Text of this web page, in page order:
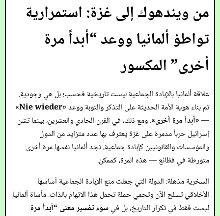
من ويندهوك إلى غزة: استمرارية
تواطؤ ألمانيا ووعد “أبداً مرة
أخرى” المكسور
علاقة ألمانيا بالإبادة الجماعية ليست تاريخية فحسب؛ بل هي وجودية.
تم بناء هوية الأمة الحديثة على التذكر والتوبة ووعد«Nie wieder»
—«أبداً مرة أخرى». ومع ذلك، في القرن الحادي والعشرين، بينما تشن
إسرائيل حرباً مدمرة على غزة يعترف بها عدد متزايد من الدول
والمؤسسات والقانونيين كإبادة جماعية، تجد ألمانيا نفسها مرة أخرى
متورطة في فظائع — هذه المرة، كممكن.
السخرية مذهلة: الدولة التي جعلت منع الإبادة الجماعية أساسها
الأخلاقي تسلح الآن وتحمي حملة تحمل هذا الاتهام بالذات. مأساة ألمانيا
ليست فقط في تكرار التاريخ، بل فيسوء تفسير معنى “أبداً مرة